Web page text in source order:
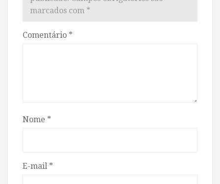
marcados com *
Comentário *
Nome *
E-mail *